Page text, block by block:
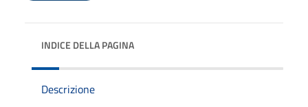
INDICE DELLA PAGINA
Descrizione